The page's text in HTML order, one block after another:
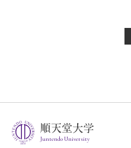
Juntendo University